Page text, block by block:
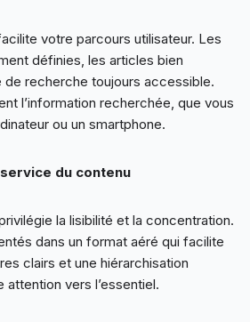
votre parcours utilisateur. Les
définies, les articles bien
recherche toujours accessible.
l’information recherchée, que vous
ou un smartphone.
du contenu
la lisibilité et la concentration.
dans un format aéré qui facilite
clairs et une hiérarchisation
vers l’essentiel.